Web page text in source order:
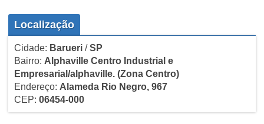
Localização
Cidade: Barueri/SP
Bairro: Alphaville Centro Industrial e
Empresarial/alphaville. (Zona Centro)
Endereço: Alameda Rio Negro, 967
CEP: 06454-000